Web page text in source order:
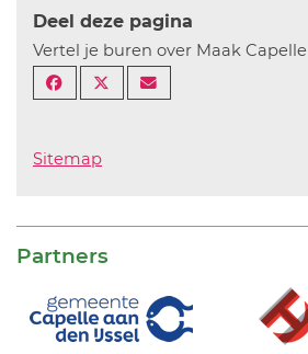
Deel deze pagina
Vertel je buren over Maak Capelle
Sitemap
Partners